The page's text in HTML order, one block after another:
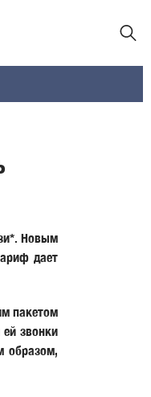
Новым
дает
пакетом
звонки
образом,